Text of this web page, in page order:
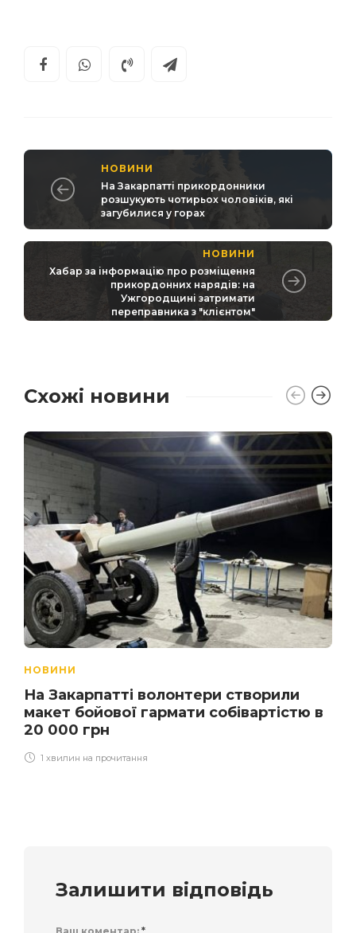
НОВИНИ
На Закарпатті прикордонники
розшукують чотирьох чоловіків, які
загубилися у горах
НОВИНИ
Хабар за інформацію про розміщення
прикордонних нарядів: на
Ужгородщині затримати
переправника з "клієнтом"
Схожі новини
НОВИНИ
На Закарпатті волонтери створили
макет бойової гармати собівартістю в
20 000 грн
1 хвилин на прочитання
Залишити відповідь